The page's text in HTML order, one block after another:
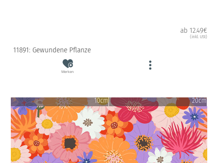
ab 12.49€
(inkl. USt)
11891: Gewundene Pflanze
Merken
10cm 20cm